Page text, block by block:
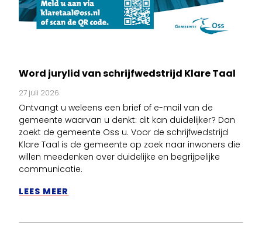
Word jurylid van schrijfwedstrijd Klare Taal
27 juli 2026
Ontvangt u weleens een brief of e-mail van de
gemeente waarvan u denkt: dit kan duidelijker? Dan
zoekt de gemeente Oss u. Voor de schrijfwedstrijd
Klare Taal is de gemeente op zoek naar inwoners die
willen meedenken over duidelijke en begrijpelijke
communicatie.
LEES MEER